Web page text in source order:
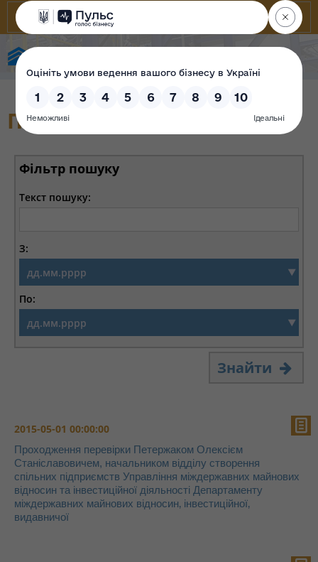
Перевірка
Фільтр пошуку
Текст пошуку:
З:
По:
Знайти
2015-05-01 00:00:00
Проходження перевірки Петержаком Олексієм
Станіславовичем, начальником відділу створення
спільних підприємств Управління міждержавних майнових
відносин та інвестиційної діяльності Департаменту
міждержавних майнових відносин‚ інвестиційної‚
видавничої